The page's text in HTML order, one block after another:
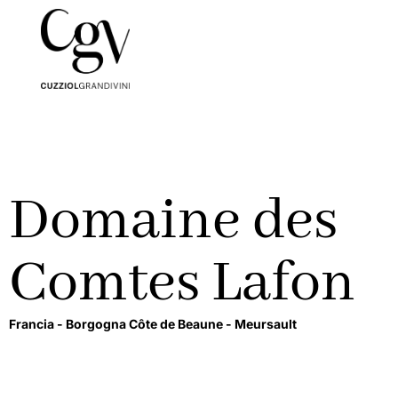
Domaine des
Comtes Lafon
Francia - Borgogna Côte de Beaune - Meursault